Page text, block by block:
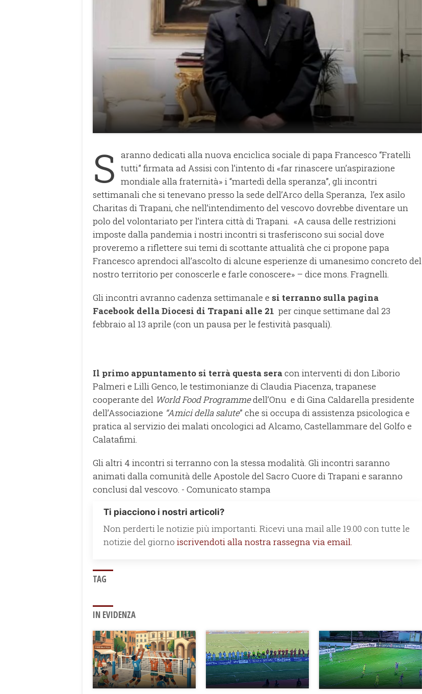
S aranno dedicati alla nuova enciclica sociale di papa Francesco “Fratelli
tutti” firmata ad Assisi con l’intento di «far rinascere un’aspirazione
mondiale alla fraternità» i “martedì della speranza”, gli incontri
settimanali che si tenevano presso la sede dell’Arco della Speranza, l’ex asilo
Charitas di Trapani, che nell’intendimento del vescovo dovrebbe diventare un
polo del volontariato per l’intera città di Trapani. «A causa delle restrizioni
imposte dalla pandemia i nostri incontri si trasferiscono sui social dove
proveremo a riflettere sui temi di scottante attualità che ci propone papa
Francesco aprendoci all’ascolto di alcune esperienze di umanesimo concreto del
nostro territorio per conoscerle e farle conoscere» – dice mons. Fragnelli.
Gli incontri avranno cadenza settimanale e si terranno sulla pagina
Facebook della Diocesi di Trapani alle 21 per cinque settimane dal 23
febbraio al 13 aprile (con un pausa per le festività pasquali).
Il primo appuntamento si terrà questa seracon interventi di don Liborio
Palmeri e Lilli Genco, le testimonianze di Claudia Piacenza, trapanese
cooperante del World Food Programmedell’Onu e di Gina Caldarella presidente
dell’Associazione “Amici della salute” che si occupa di assistenza psicologica e
pratica al servizio dei malati oncologici ad Alcamo, Castellammare del Golfo e
Calatafimi.
Gli altri 4 incontri si terranno con la stessa modalità. Gli incontri saranno
animati dalla comunità delle Apostole del Sacro Cuore di Trapani e saranno
conclusi dal vescovo. - Comunicato stampa
Ti piacciono i nostri articoli?
Non perderti le notizie più importanti. Ricevi una mail alle 19.00 con tutte le
notizie del giorno iscrivendoti alla nostra rassegna via email.
TAG
IN EVIDENZA